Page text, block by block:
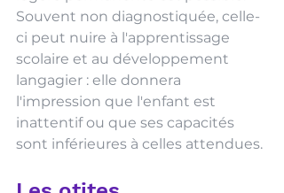
Souvent non diagnostiquée, celle-
ci peut nuire à l'apprentissage
scolaire et au développement
langagier : elle donnera
l'impression que l'enfant est
inattentif ou que ses capacités
sont inférieures à celles attendues.